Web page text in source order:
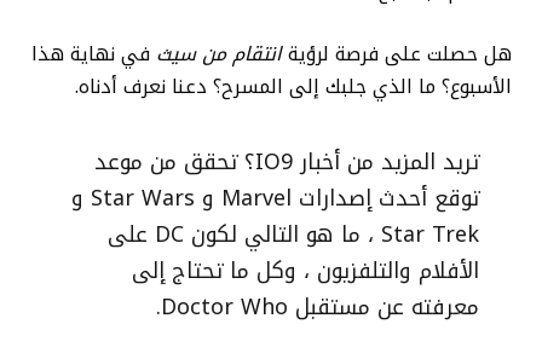
هل حصلت على فرصة لرؤيةانتقام من سيث في نهاية هذا
الأسبوع؟ ما الذي جلبك إلى المسرح؟ دعنا نعرف أدناه.
تريد المزيد من أخبار IO9؟ تحقق من موعد
توقع أحدث إصدارات Marvel و Star Wars و
Star Trek ، ما هو التالي لكون DC على
الأفلام والتلفزيون ، وكل ما تحتاج إلى
معرفته عن مستقبل Doctor Who.